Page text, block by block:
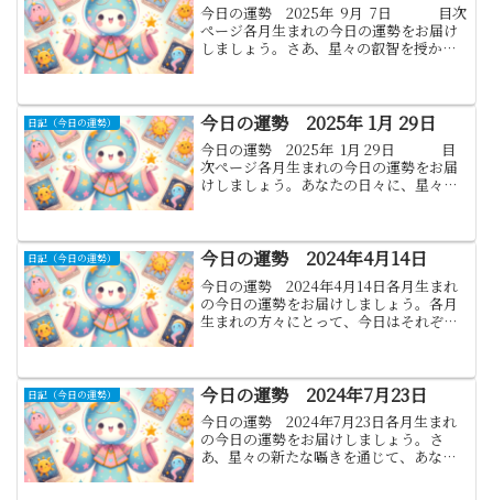
今日の運勢 2025年 9月 7日 目次
ぺージ各月生まれの今日の運勢をお届け
しましょう。さあ、星々の叡智を授か
少しでも豊かにする助けとなれ...
日記（今日の運勢） 今日の運勢 2025年 1月 29日
今日の運勢 2025年 1月 29日 目
次ぺージ各月生まれの今日の運勢をお届
けしましょう。あなたの日々に、星々の
たものになりますように。1月...
日記（今日の運勢） 今日の運勢 2024年4月14日
今日の運勢 2024年4月14日各月生まれ
の今日の運勢をお届けしましょう。各月
生まれの方々にとって、今日はそれぞれ
ヒントとしてください。運気は常に流動
的です。その日の気...
日記（今日の運勢） 今日の運勢 2024年7月23日
今日の運勢 2024年7月23日各月生まれ
の今日の運勢をお届けしましょう。さ
あ、星々の新たな囁きを通じて、あなた